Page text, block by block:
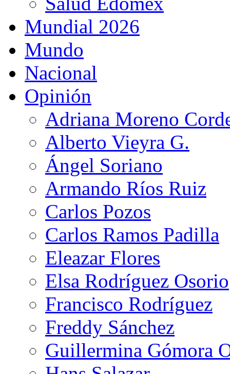
Mundial 2026
Mundo
Nacional
Opinión
Adriana Moreno
Alberto Vieyra G.
Ángel Soriano
Armando Ríos Ruiz
Carlos Pozos
Carlos Ramos Padilla
Eleazar Flores
Elsa Rodríguez Osorio
Francisco Rodríguez
Freddy Sánchez
Guillermina Gómora